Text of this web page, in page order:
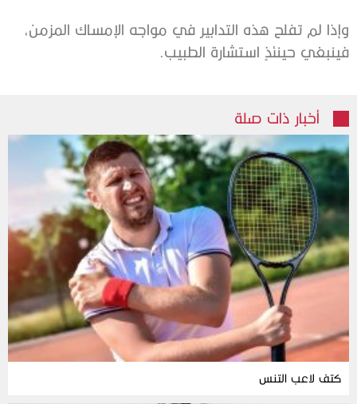
وإذا لم تفلح هذه التدابير في مواجه الإمساك المزمن،
فينبغي حينئذٍ ‫استشارة الطبيب.
أخبار ذات صلة
كتف لاعب التنس